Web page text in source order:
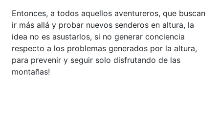
Entonces, a todos aquellos aventureros, que buscan
ir más allá y probar nuevos senderos en altura, la
idea no es asustarlos, si no generar conciencia
respecto a los problemas generados por la altura,
para prevenir y seguir solo disfrutando de las
montañas!